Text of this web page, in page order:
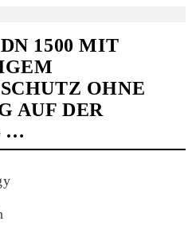
1500 MIT
OHNE
AUF DER B